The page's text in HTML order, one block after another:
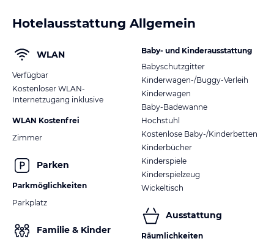
Hotelausstattung Allgemein
WLAN
Verfügbar
Kostenloser WLAN-
Internetzugang inklusive
WLAN Kostenfrei
Zimmer
Parken
Parkmöglichkeiten
Parkplatz
Familie & Kinder
Baby- und Kinderausstattung
Babyschutzgitter
Kinderwagen-/Buggy-Verleih
Kinderwagen
Baby-Badewanne
Hochstuhl
Kostenlose Baby-/Kinderbetten
Kinderbücher
Kinderspiele
Kinderspielzeug
Wickeltisch
Ausstattung
Räumlichkeiten